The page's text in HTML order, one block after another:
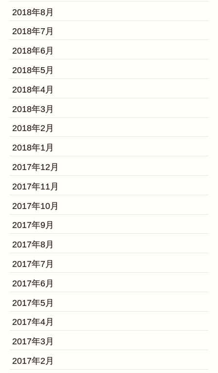
2018年8月
2018年7月
2018年6月
2018年5月
2018年4月
2018年3月
2018年2月
2018年1月
2017年12月
2017年11月
2017年10月
2017年9月
2017年8月
2017年7月
2017年6月
2017年5月
2017年4月
2017年3月
2017年2月